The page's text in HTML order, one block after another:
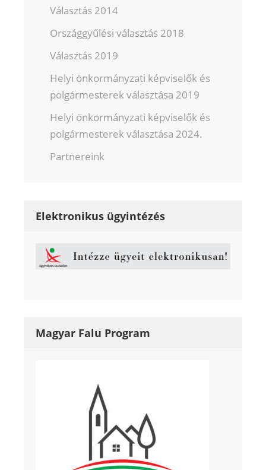
Választás 2014
Országgyűlési választás 2018
Választás 2019
Helyi önkormányzati képviselők és
polgármesterek választása 2019
Helyi önkormányzati képviselők és
polgármesterek választása 2024.
Partnereink
Elektronikus ügyintézés
Magyar Falu Program